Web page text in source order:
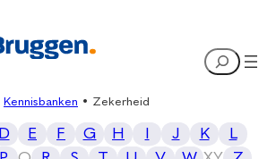
Search
Kennisbanken • Zekerheid
D E F G H J K
L